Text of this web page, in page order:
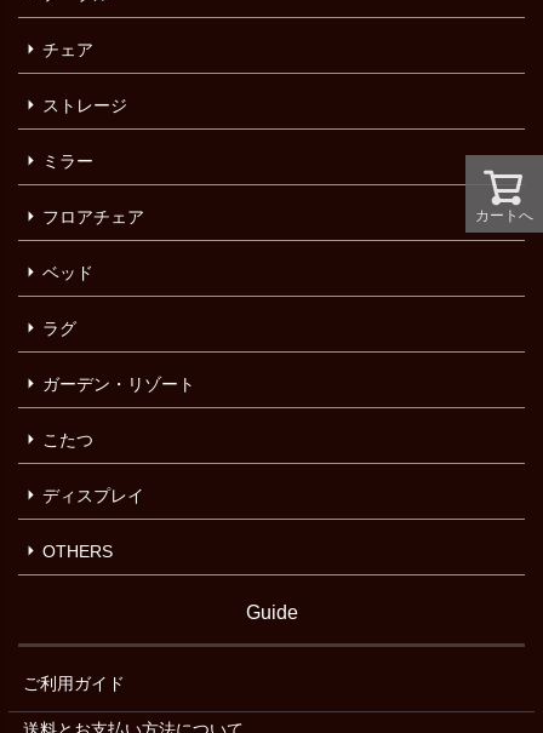
カートへ
チェア
ストレージ
ミラー
フロアチェア
ベッド
ラグ
ガーデン・リゾート
こたつ
ディスプレイ
OTHERS
Guide
ご利用ガイド